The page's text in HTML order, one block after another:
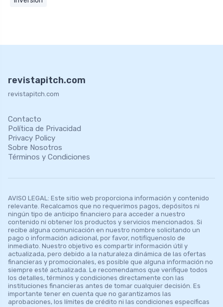
revistapitch.com
revistapitch.com
Contacto
Política de Privacidad
Privacy Policy
Sobre Nosotros
Términos y Condiciones
AVISO LEGAL: Este sitio web proporciona información y contenido
relevante. Recalcamos que no requerimos pagos, depósitos ni
ningún tipo de anticipo financiero para acceder a nuestro
contenido ni obtener los productos y servicios mencionados. Si
recibe alguna comunicación en nuestro nombre solicitando un
pago o información adicional, por favor, notifíquenoslo de
inmediato. Nuestro objetivo es compartir información útil y
actualizada, pero debido a la naturaleza dinámica de las ofertas
financieras y promocionales, es posible que alguna información no
siempre esté actualizada. Le recomendamos que verifique todos
los detalles, términos y condiciones directamente con las
instituciones financieras antes de tomar cualquier decisión. Es
importante tener en cuenta que no garantizamos las
aprobaciones, los límites de crédito ni las condiciones específicas